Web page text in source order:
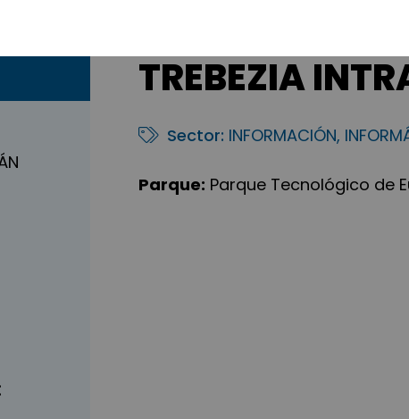
TREBEZIA
Sector: INFORMACIÓN,
Parque: Parque Tecnológico de